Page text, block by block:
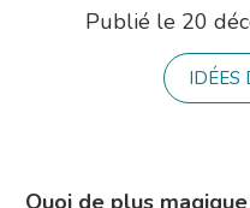
Publié le 20
IDÉES
Quoi de plus